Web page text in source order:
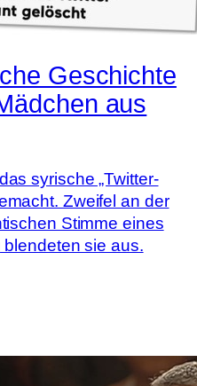
Geschichte
aus
syrische „Twitter-
Zweifel an der
Stimme eines
sie aus.